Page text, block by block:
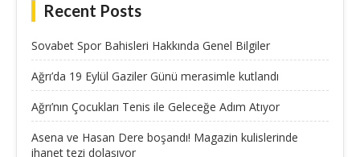
Recent Posts
Sovabet Spor Bahisleri Hakkında Genel Bilgiler
Ağrı’da 19 Eylül Gaziler Günü merasimle kutlandı
Ağrı’nın Çocukları Tenis ile Geleceğe Adım Atıyor
Asena ve Hasan Dere boşandı! Magazin kulislerinde
ihanet tezi dolaşıyor